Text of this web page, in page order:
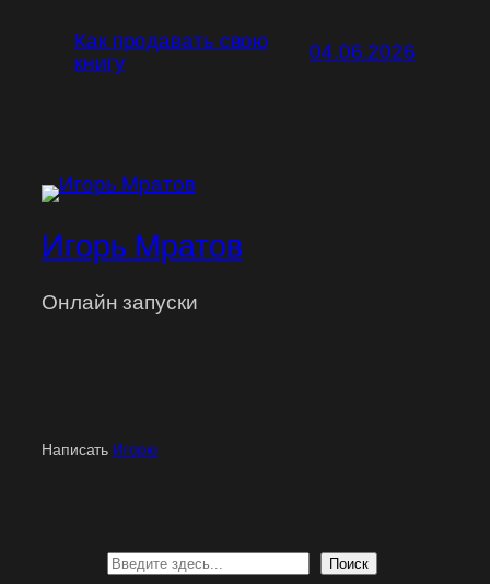
Как продавать свою
книгу
04.06.2026
Игорь Мратов
Онлайн запуски
Написать Игорю
Поиск Поиск